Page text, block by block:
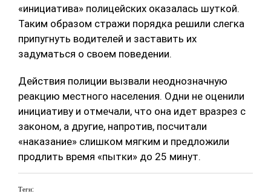
«инициатива» полицейских оказалась шуткой.
Таким образом стражи порядка решили слегка
припугнуть водителей и заставить их
задуматься о своем поведении.
Действия полиции вызвали неоднозначную
реакцию местного населения. Одни не оценили
инициативу и отмечали, что она идет вразрез с
законом, а другие, напротив, посчитали
«наказание» слишком мягким и предложили
продлить время «пытки» до 25 минут.
Теги: